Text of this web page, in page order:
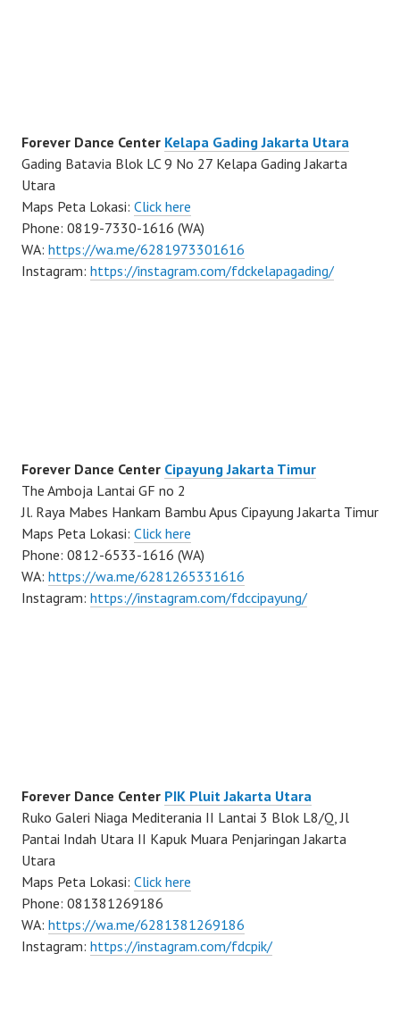
Forever Dance Center Kelapa Gading Jakarta Utara
Gading Batavia Blok LC 9 No 27 Kelapa Gading Jakarta
Utara
Maps Peta Lokasi: Click here
Phone: 0819-7330-1616 (WA)
WA: https://wa.me/6281973301616
Instagram: https://instagram.com/fdckelapagading/
Forever Dance Center Cipayung Jakarta Timur
The Amboja Lantai GF no 2
Jl. Raya Mabes Hankam Bambu Apus Cipayung Jakarta Timur
Maps Peta Lokasi: Click here
Phone: 0812-6533-1616 (WA)
WA: https://wa.me/6281265331616
Instagram: https://instagram.com/fdccipayung/
Forever Dance Center PIK Pluit Jakarta Utara
Ruko Galeri Niaga Mediterania II Lantai 3 Blok L8/Q, Jl
Pantai Indah Utara II Kapuk Muara Penjaringan Jakarta
Utara
Maps Peta Lokasi: Click here
Phone: 081381269186
WA: https://wa.me/6281381269186
Instagram: https://instagram.com/fdcpik/